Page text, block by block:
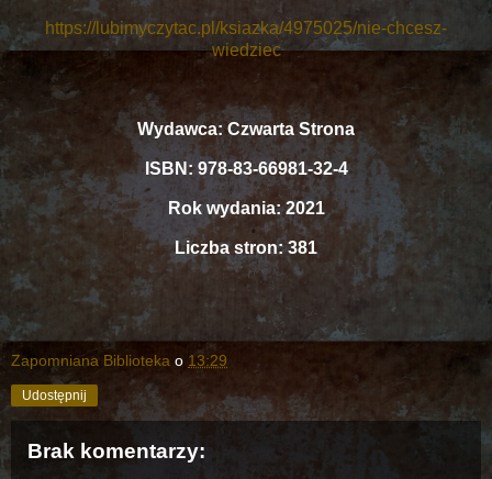
https://lubimyczytac.pl/ksiazka/4975025/nie-chcesz-
wiedziec
Wydawca: Czwarta Strona
ISBN: 978-83-66981-32-4
Rok wydania: 2021
Liczba stron: 381
Zapomniana Biblioteka o 13:29
Udostępnij
Brak komentarzy: